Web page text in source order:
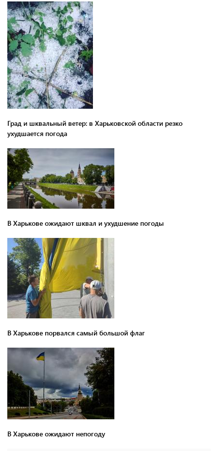
Град и шквальный ветер: в Харьковской области резко
ухудшается погода
В Харькове ожидают шквал и ухудшение погоды
В Харькове порвался самый большой флаг
В Харькове ожидают непогоду